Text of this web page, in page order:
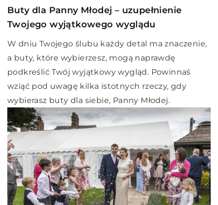
Buty dla Panny Młodej – uzupełnienie
Twojego wyjątkowego wyglądu
W dniu Twojego ślubu każdy detal ma znaczenie,
a buty, które wybierzesz, mogą naprawdę
podkreślić Twój wyjątkowy wygląd. Powinnaś
wziąć pod uwagę kilka istotnych rzeczy, gdy
wybierasz buty dla siebie, Panny Młodej.